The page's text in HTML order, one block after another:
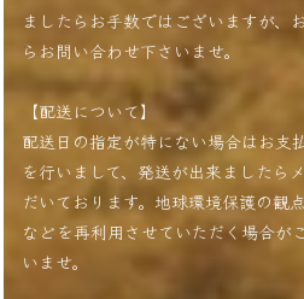
ましたらお手数ではございますが、
らお問い合わせ下さいませ。
【配送について】
配送日の指定が特にない場合はお支
を行いまして、発送が出来ましたら
だいております。地球環境保護の観
などを再利用させていただく場合が
いませ。